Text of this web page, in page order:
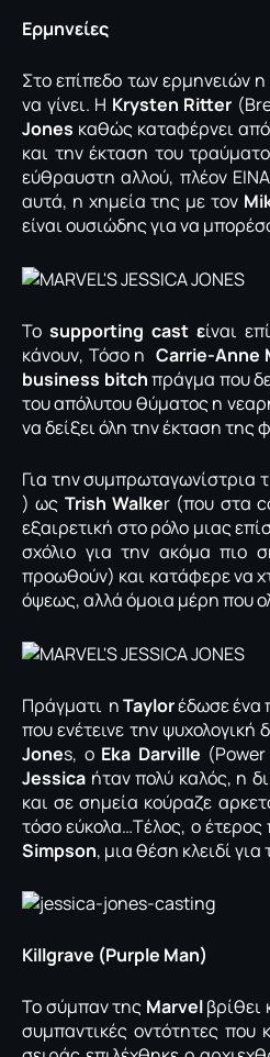
Ερμηνείες
Στο επίπεδο των ερμηνειών
να γίνει. Η Krysten Ritter
Jones καθώς καταφέρνει
και την έκταση του
εύθραυστη αλλού, πλέον
αυτά, η χημεία της με τον
είναι ουσιώδης για να
Το supporting cast είναι
κάνουν, Τόσο η Carrie-Anne
business bitchπράγμα που
του απόλυτου θύματος η
να δείξει όλη την έκταση
Για την συμπρωταγωνίστρια
) ως Trish Walker (που στα
εξαιρετική στο ρόλο μιας
σχόλιο για την ακόμα πιο
προωθούν) και κατάφερε να
όψεως, αλλά όμοια μέρη που
Πράγματι ηTaylorέδωσε ένα
που ενέτεινε την
Jones, o Eka Darville
Jessica ήταν πολύ καλός, η
και σε σημεία κούραζε
τόσο εύκολα…Tέλος, ο
Simpson, μια θέση κλειδί
Killgrave (Purple Man)
To σύμπαν της Marvel
συμπαντικές οντότητες